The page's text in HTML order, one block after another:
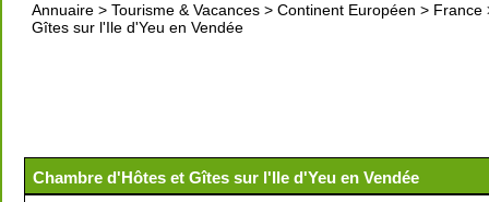
Annuaire > Tourisme & Vacances > Continent Européen > France
Gîtes sur l'Ile d'Yeu en Vendée
Chambre d'Hôtes et Gîtes sur l'Ile d'Yeu en Vendée